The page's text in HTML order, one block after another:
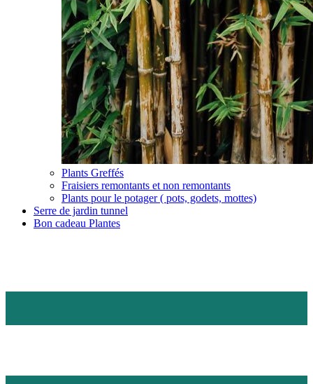
Plants Greffés
Fraisiers remontants et non remontants
Plants pour le potager ( pots, godets, mottes)
Serre de jardin tunnel
Bon cadeau Plantes